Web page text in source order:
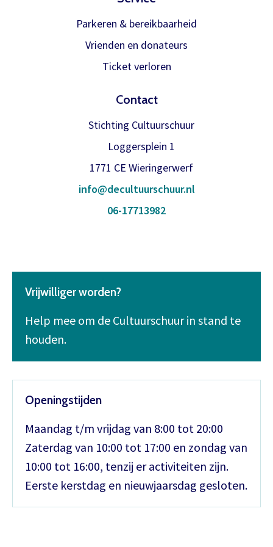
Parkeren & bereikbaarheid
Vrienden en donateurs
Ticket verloren
Contact
Stichting Cultuurschuur
Loggersplein 1
1771 CE Wieringerwerf
info@decultuurschuur.nl
06-17713982
Vrijwilliger worden?
Help mee om de Cultuurschuur in stand te
houden.
Openingstijden
Maandag t/m vrijdag van 8:00 tot 20:00
Zaterdag van 10:00 tot 17:00 en zondag van
10:00 tot 16:00, tenzij er activiteiten zijn.
Eerste kerstdag en nieuwjaarsdag gesloten.